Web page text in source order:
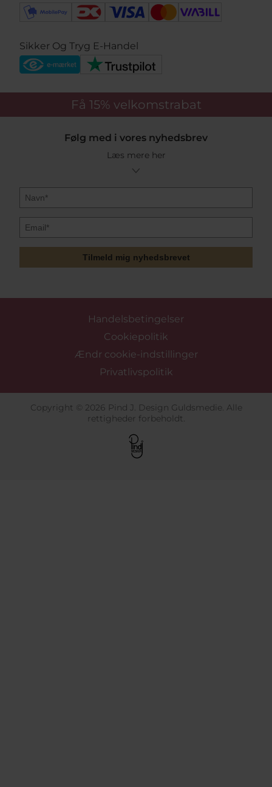
Sikker Og Tryg E-Handel
Få 15% velkomstrabat
Følg med i vores nyhedsbrev
Læs mere her
Tilmeld mig nyhedsbrevet
Handelsbetingelser
Cookiepolitik
Ændr cookie-indstillinger
Privatlivspolitik
Copyright © 2026 Pind J. Design Guldsmedie. Alle
rettigheder forbeholdt.